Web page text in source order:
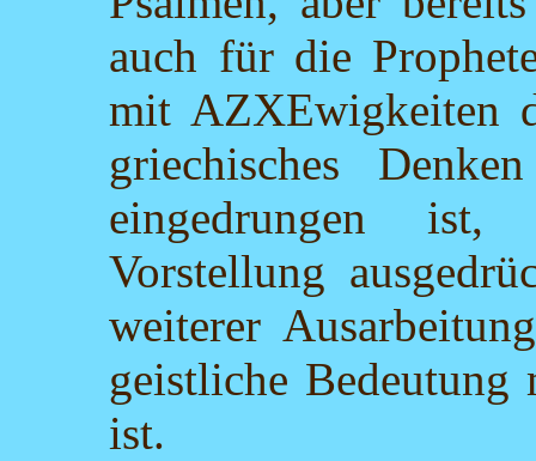
auch für die
mit AZXEwigkeiten
griechisches
eingedrungen
Vorstellung
weiterer
geistliche
ist.